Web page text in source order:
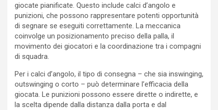
giocate pianificate. Questo include calci d’angolo e
punizioni, che possono rappresentare potenti opportunità
di segnare se eseguiti correttamente. La meccanica
coinvolge un posizionamento preciso della palla, il
movimento dei giocatori e la coordinazione tra i compagni
di squadra.
Per i calci d’angolo, il tipo di consegna – che sia inswinging,
outswinging o corto – può determinare l’efficacia della
giocata. Le punizioni possono essere dirette o indirette, e
la scelta dipende dalla distanza dalla porta e dal